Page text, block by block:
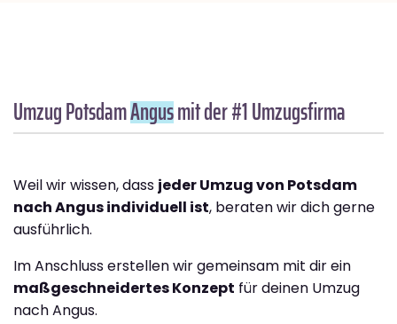
Umzug PotsdamAngusmit der #1 Umzugsfirma
Weil wir wissen, dass jeder Umzug von Potsdam
nach Angus individuell ist, beraten wir dich gerne
ausführlich.
Im Anschluss erstellen wir gemeinsam mit dir ein
maßgeschneidertes Konzept für deinen Umzug
nach Angus.